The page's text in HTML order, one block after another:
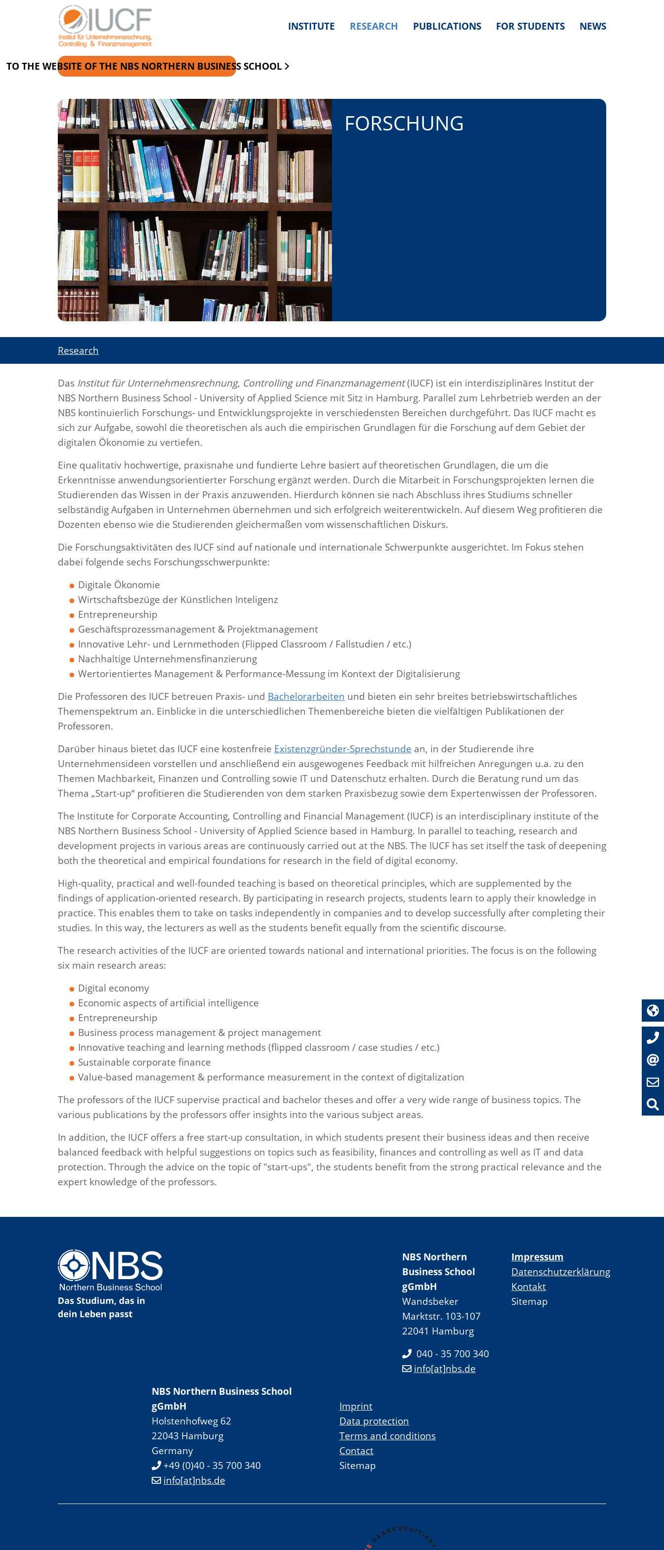
Skip to the navigation
Skip to the content
INSTITUTE RESEARCH PUBLICATIONS FOR STUDENTS NEWS
TO THE WEBSITE OF THE NBS NORTHERN BUSINESS SCHOOL
FORSCHUNG
Research
Das Institut für Unternehmensrechnung, Controlling und Finanzmanagement(IUCF) ist ein interdisziplinäres Institut der
NBS Northern Business School - University of Applied Science mit Sitz in Hamburg. Parallel zum Lehrbetrieb werden an der
NBS kontinuierlich Forschungs- und Entwicklungsprojekte in verschiedensten Bereichen durchgeführt. Das IUCF macht es
sich zur Aufgabe, sowohl die theoretischen als auch die empirischen Grundlagen für die Forschung auf dem Gebiet der
digitalen Ökonomie zu vertiefen.
Eine qualitativ hochwertige, praxisnahe und fundierte Lehre basiert auf theoretischen Grundlagen, die um die
Erkenntnisse anwendungsorientierter Forschung ergänzt werden. Durch die Mitarbeit in Forschungsprojekten lernen die
Studierenden das Wissen in der Praxis anzuwenden. Hierdurch können sie nach Abschluss ihres Studiums schneller
selbständig Aufgaben in Unternehmen übernehmen und sich erfolgreich weiterentwickeln. Auf diesem Weg profitieren die
Dozenten ebenso wie die Studierenden gleichermaßen vom wissenschaftlichen Diskurs.
Die Forschungsaktivitäten des IUCF sind auf nationale und internationale Schwerpunkte ausgerichtet. Im Fokus stehen
dabei folgende sechs Forschungsschwerpunkte:
Digitale Ökonomie
Wirtschaftsbezüge der Künstlichen Inteligenz
Entrepreneurship
Geschäftsprozessmanagement & Projektmanagement
Innovative Lehr- und Lernmethoden (Flipped Classroom / Fallstudien / etc.)
Nachhaltige Unternehmensfinanzierung
Wertorientiertes Management & Performance-Messung im Kontext der Digitalisierung
Die Professoren des IUCF betreuen Praxis- und Bachelorarbeiten und bieten ein sehr breites betriebswirtschaftliches
Themenspektrum an. Einblicke in die unterschiedlichen Themenbereiche bieten die vielfältigen Publikationen der
Professoren.
Darüber hinaus bietet das IUCF eine kostenfreie Existenzgründer-Sprechstunde an, in der Studierende ihre
Unternehmensideen vorstellen und anschließend ein ausgewogenes Feedback mit hilfreichen Anregungen u.a. zu den
Themen Machbarkeit, Finanzen und Controlling sowie IT und Datenschutz erhalten. Durch die Beratung rund um das
Thema „Start-up“ profitieren die Studierenden von dem starken Praxisbezug sowie dem Expertenwissen der Professoren.
The Institute for Corporate Accounting, Controlling and Financial Management (IUCF) is an interdisciplinary institute of the
NBS Northern Business School - University of Applied Science based in Hamburg. In parallel to teaching, research and
development projects in various areas are continuously carried out at the NBS. The IUCF has set itself the task of deepening
both the theoretical and empirical foundations for research in the field of digital economy.
High-quality, practical and well-founded teaching is based on theoretical principles, which are supplemented by the
findings of application-oriented research. By participating in research projects, students learn to apply their knowledge in
practice. This enables them to take on tasks independently in companies and to develop successfully after completing their
studies. In this way, the lecturers as well as the students benefit equally from the scientific discourse.
The research activities of the IUCF are oriented towards nati­­­­onal and international priorities. The focus is on the following
six main research areas:
Digital economy
Economic aspects of artificial intelligence
Entrepreneurship
Business process management & project management
Innovative teaching and learning methods (flipped classroom / case studies / etc.)
Sustainable corporate finance
Value-based management & performance measurement in the context of digitalization
The professors of the IUCF supervise practical and bachelor theses and offer a very wide range of business topics. The
various publications by the professors offer insights into the various subject areas.
In addition, the IUCF offers a free start-up consultation, in which students present their business ideas and then receive
balanced feedback with helpful suggestions on topics such as feasibility, finances and controlling as well as IT and data
protection. Through the advice on the topic of "start-ups", the students benefit from the strong practical relevance and the
expert knowledge of the professors.
NBS Northern
Business School
gGmbH
Wandsbeker
Marktstr. 103-107
22041 Hamburg
040 - 35 700 340
info[at]nbs.de
Impressum
Datenschutzerklärung
Kontakt
Sitemap
NBS Northern Business School
gGmbH
Holstenhofweg 62
22043 Hamburg
Germany
+49 (0)40 - 35 700 340
info[at]nbs.de
Imprint
Data protection
Terms and conditions
Contact
Sitemap